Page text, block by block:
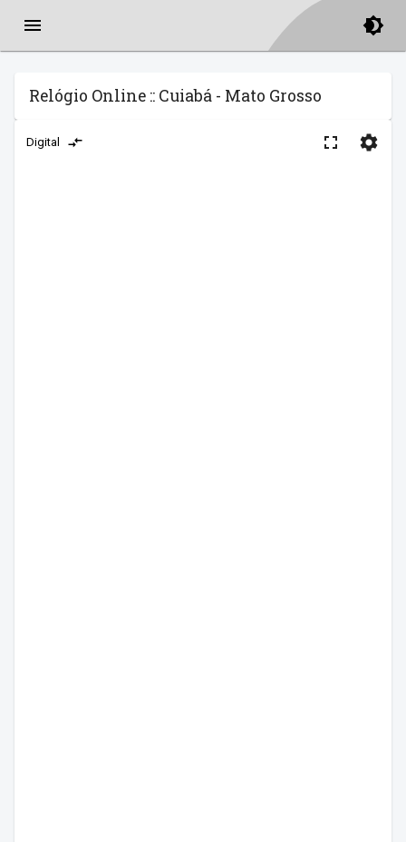
Relógio Online :: Cuiabá - Mato Grosso
Digital